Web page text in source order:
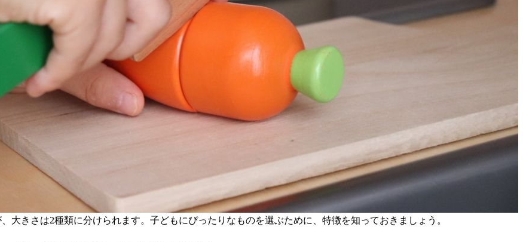
大きさは2種類に分けられます。子どもにぴったりなものを選ぶために、特徴を知っておきましょう。